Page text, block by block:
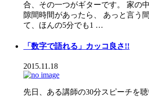
合、その一つがギターです。 家の
隙間時間があったら、 あっと言う
て、ほんの5分でも1 …
「数字で語れる」カッコ良さ!!
2015.11.18
先日、ある講師の30分スピーチを